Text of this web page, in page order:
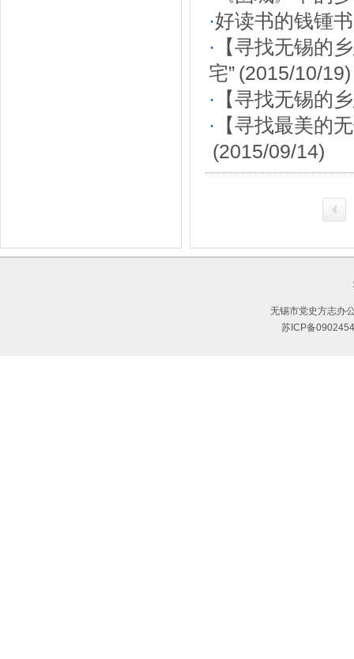
·好读书的钱锺书
· 【寻找无锡的
宅” (2015/10/19)
· 【寻找无锡的
· 【寻找最美的
(2015/09/14)
无锡市党史方志办
苏ICP备